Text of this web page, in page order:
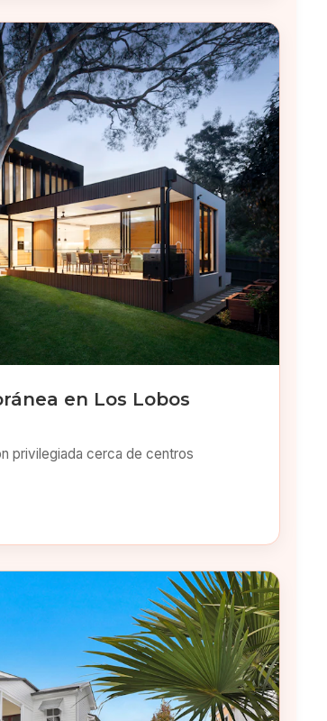
en Los Lobos
privilegiada cerca de centros